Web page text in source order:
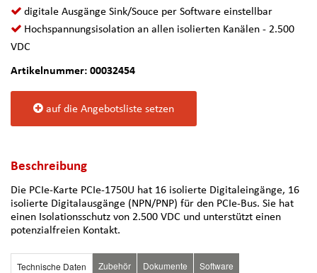
digitale Ausgänge Sink/Souce per Software einstellbar
Hochspannungsisolation an allen isolierten Kanälen - 2.500
VDC
Artikelnummer: 00032454
auf die Angebotsliste setzen
Beschreibung
Die PCIe-Karte PCIe-1750U hat 16 isolierte Digitaleingänge, 16
isolierte Digitalausgänge (NPN/PNP) für den PCIe-Bus. Sie hat
einen Isolationsschutz von 2.500 VDC und unterstützt einen
potenzialfreien Kontakt.
Technische Daten Zubehör Dokumente Software